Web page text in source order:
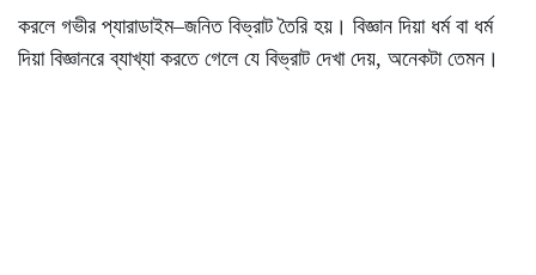
করলে গভীর প্যারাডাইম–জনিত বিভ্রাট তৈরি হয়। বিজ্ঞান দিয়া ধর্ম বা ধর্ম
দিয়া বিজ্ঞানরে ব্যাখ্যা করতে গেলে যে বিভ্রাট দেখা দেয়, অনেকটা তেমন।